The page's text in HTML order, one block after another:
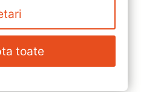
2008-
9\” QLED —
Testare &
Recomandări
toate